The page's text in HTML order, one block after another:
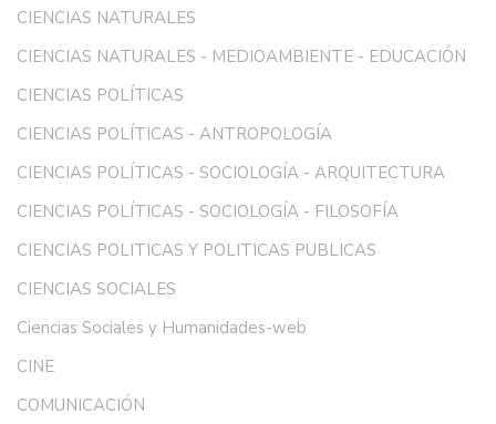
CIENCIAS NATURALES
CIENCIAS NATURALES - MEDIOAMBIENTE - EDUCACIÓN
CIENCIAS POLÍTICAS
CIENCIAS POLÍTICAS - ANTROPOLOGÍA
CIENCIAS POLÍTICAS - SOCIOLOGÍA - ARQUITECTURA
CIENCIAS POLÍTICAS - SOCIOLOGÍA - FILOSOFÍA
CIENCIAS POLITICAS Y POLITICAS PUBLICAS
CIENCIAS SOCIALES
Ciencias Sociales y Humanidades-web
CINE
COMUNICACIÓN